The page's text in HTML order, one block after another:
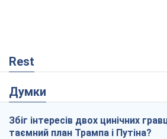
Rest
Думки
Збіг інтересів двох цинічних
таємний план Трампа і Путіна?